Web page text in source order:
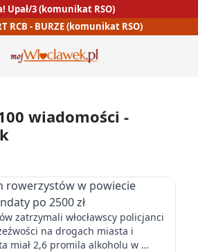
Upał/3 (komunikat RSO)
RCB - BURZE (komunikat RSO)
wiadomości -
rowerzystów w powiecie
po 2500 zł
zatrzymali włocławscy policjanci
na drogach miasta i
miał 2,6 promila alkoholu w …